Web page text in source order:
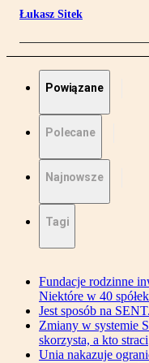
Łukasz Sitek
Powiązane
Polecane
Najnowsze
Tagi
Fundacje rodzinne
Niektóre w 40
Jest sposób na
Zmiany w systemie
skorzysta, a kto straci
Unia nakazuje